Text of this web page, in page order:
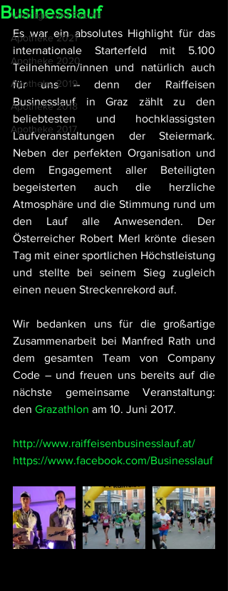
Vorträge und Events
Apotheke 2021
Apotheke 2020
Apotheke 2019
Apotheke 2018
Apotheke 2017
Businesslauf
Es war ein absolutes Highlight für das
internationale Starterfeld mit 5.100
Teilnehmern/innen und natürlich auch
für uns – denn der Raiffeisen
Businesslauf in Graz zählt zu den
beliebtesten und hochklassigsten
Laufveranstaltungen der Steiermark.
Neben der perfekten Organisation und
dem Engagement aller Beteiligten
begeisterten auch die herzliche
Atmosphäre und die Stimmung rund um
den Lauf alle Anwesenden. Der
Österreicher Robert Merl krönte diesen
Tag mit einer sportlichen Höchstleistung
und stellte bei seinem Sieg zugleich
einen neuen Streckenrekord auf.
Wir bedanken uns für die großartige
Zusammenarbeit bei Manfred Rath und
dem gesamten Team von Company
Code – und freuen uns bereits auf die
nächste gemeinsame Veranstaltung:
den Grazathlon am 10. Juni 2017.
http://www.raiffeisenbusinesslauf.at/
https://www.facebook.com/Businesslauf